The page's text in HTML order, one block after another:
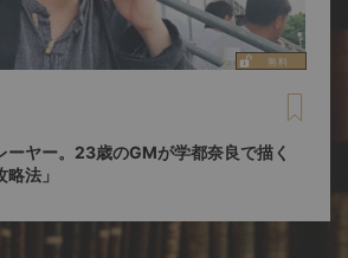
ーヤー。23歳のGMが学都奈良で描く
法」